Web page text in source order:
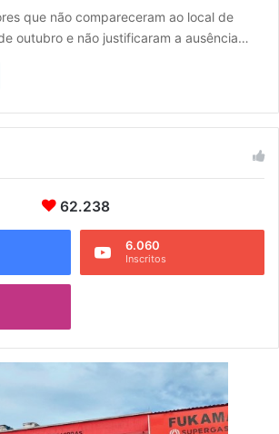
que não compareceram ao local de
outubro e não justificaram a ausência…
62.238
6.060
Inscritos